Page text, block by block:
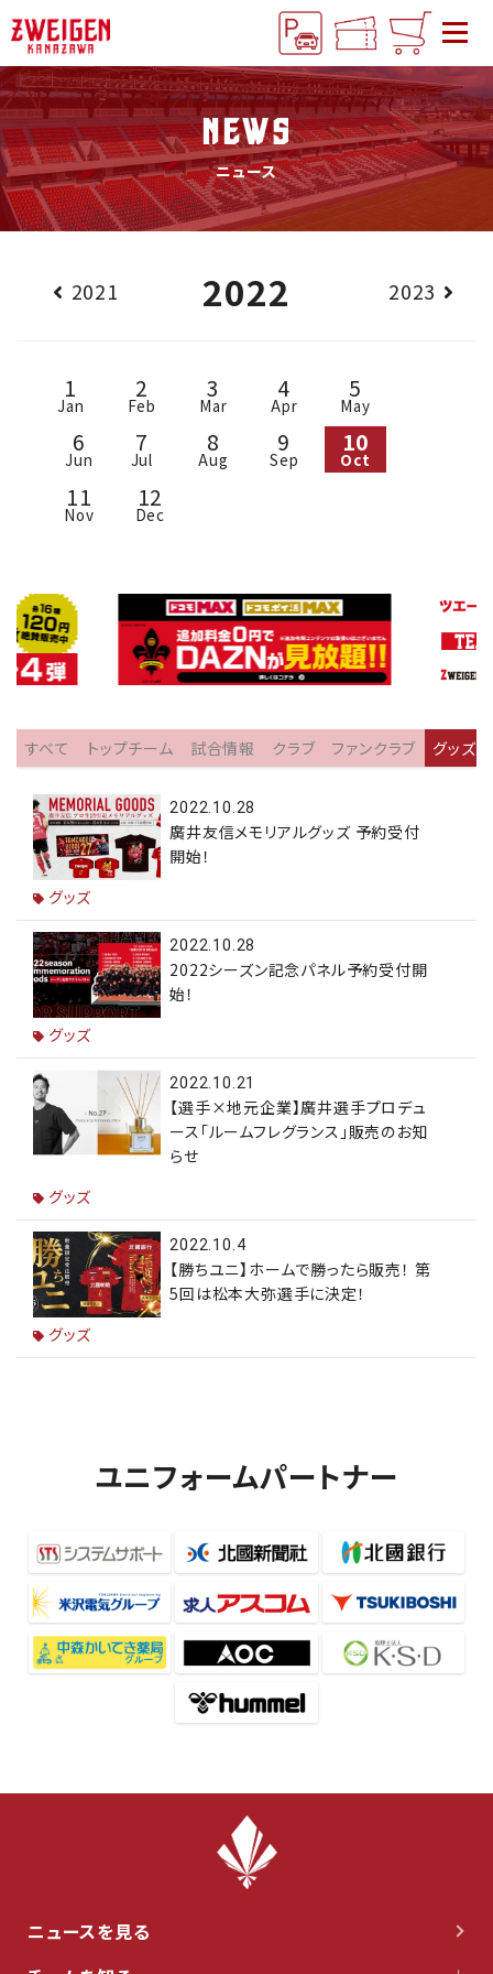
NEWS
ニュース
2021 2022 2023
1
Jan
2
Feb
3
Mar
4
Apr
5
May
6
Jun
7
Jul
8
Aug
9
Sep
10
Oct
11
Nov
12
Dec
すべて トップチーム 試合情報 クラブ ファンクラブ グッズ
2022.10.28
廣井友信メモリアルグッズ 予約受付
開始！
グッズ
2022.10.28
2022シーズン記念パネル予約受付開
始！
グッズ
2022.10.21
【選手×地元企業】廣井選手プロデュ
ース「ルームフレグランス」販売のお知
らせ
グッズ
2022.10.4
【勝ちユニ】ホームで勝ったら販売！ 第
5回は松本大弥選手に決定！
グッズ
ユニフォームパートナー
ニュースを見る